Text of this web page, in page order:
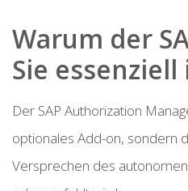
Warum der
Sie essenziell
Der SAP Authorization
optionales Add-on, sondern
Versprechen des